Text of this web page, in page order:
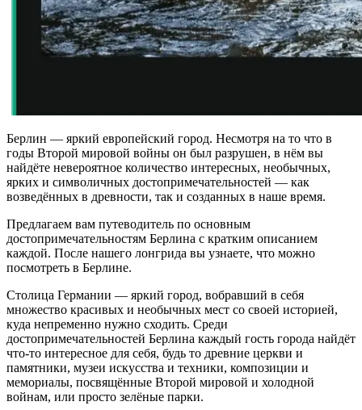
Берлин — яркий европейский город. Несмотря на то что в
годы Второй мировой войны он был разрушен, в нём вы
найдёте невероятное количество интересных, необычных,
ярких и символичных достопримечательностей — как
возведённых в древности, так и созданных в наше время.
Предлагаем вам путеводитель по основным
достопримечательностям Берлина с кратким описанием
каждой. После нашего лонгрида вы узнаете, что можно
посмотреть в Берлине.
Столица Германии — яркий город, вобравший в себя
множество красивых и необычных мест со своей историей,
куда непременно нужно сходить. Среди
достопримечательностей Берлина каждый гость города найдёт
что-то интересное для себя, будь то древние церкви и
памятники, музеи искусства и техники, композиции и
мемориалы, посвящённые Второй мировой и холодной
войнам, или просто зелёные парки.